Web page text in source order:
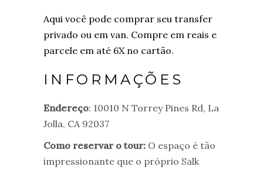
Aqui você pode comprar seu transfer
privado ou em van. Compre em reais e
parcele em até 6X no cartão.
INFORMAÇÕES
Endereço: 10010 N Torrey Pines Rd, La
Jolla, CA 92037
Como reservar o tour: O espaço é tão
impressionante que o próprio Salk